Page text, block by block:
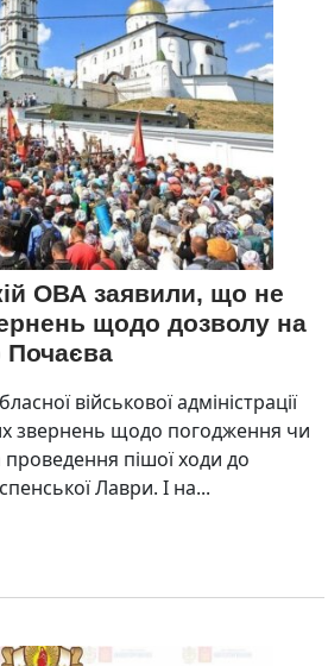
ОВА заявили, що не
щодо дозволу на
Почаєва
військової адміністрації
звернень щодо погодження чи
пішої ходи до
Лаври. І на...